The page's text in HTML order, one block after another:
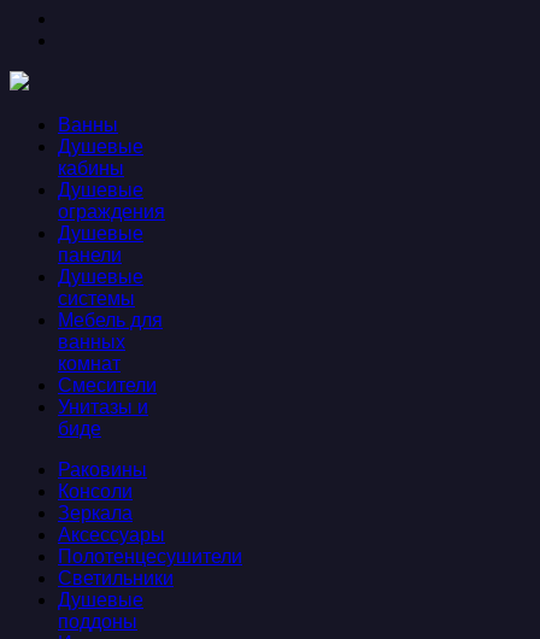
Ванны
Душевые
кабины
Душевые
ограждения
Душевые
панели
Душевые
системы
Мебель для
ванных
комнат
Смесители
Унитазы и
биде
Раковины
Консоли
Зеркала
Аксессуары
Полотенцесушители
Светильники
Душевые
поддоны